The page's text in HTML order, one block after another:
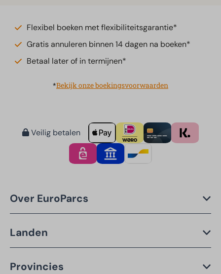
Flexibel boeken met flexibiliteitsgarantie*
Gratis annuleren binnen 14 dagen na boeken*
Betaal later of in termijnen*
*Bekijk onze boekingsvoorwaarden
Veilig betalen
Over EuroParcs
Landen
Provincies